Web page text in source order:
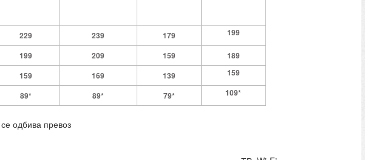
229 239 179
199
199 209 159
189
159 169 139
159
89* 89* 79* 109*
одбива превоз